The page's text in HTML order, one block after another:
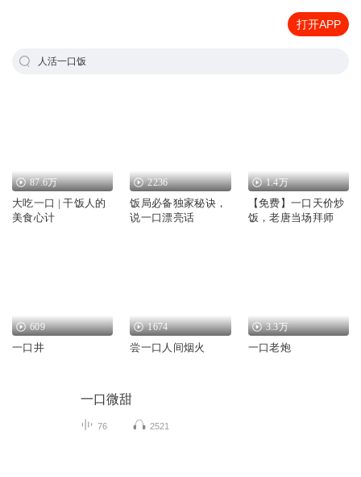
打开APP
人活一口饭
87.6万
大吃一口 | 干饭人的
美食心计
2236
饭局必备独家秘诀，
说一口漂亮话
1.4万
【免费】一口天价炒
饭，老唐当场拜师
609
一口井
1674
尝一口人间烟火
3.3万
一口老炮
一口微甜
76 2521